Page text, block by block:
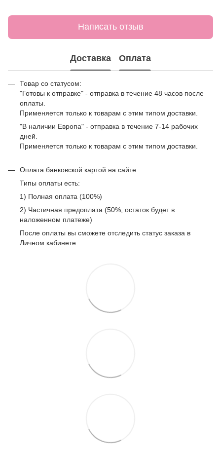
Написать отзыв
Доставка Оплата
Товар со статусом:
"Готовы к отправке" - отправка в течение 48 часов после
оплаты.
Применяется только к товарам с этим типом доставки.
"В наличии Европа" - отправка в течение 7-14 рабочих
дней.
Применяется только к товарам с этим типом доставки.
Оплата банковской картой на сайте
Типы оплаты есть:
1) Полная оплата (100%)
2) Частичная предоплата (50%, остаток будет в
наложенном платеже)
После оплаты вы сможете отследить статус заказа в
Личном кабинете.